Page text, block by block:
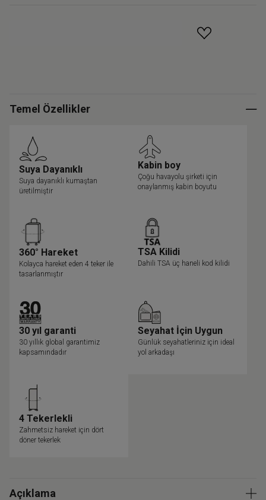
Temel Özellikler
Suya Dayanıklı
Suya dayanıklı kumaştan
üretilmiştir
Kabin boy
Çoğu havayolu şirketi için
onaylanmış kabin boyutu
360° Hareket
Kolayca hareket eden 4 teker ile
tasarlanmıştır
TSA Kilidi
Dahili TSA üç haneli kod kilidi
30 yıl garanti
30 yıllık global garantimiz
kapsamındadır
Seyahat İçin Uygun
Günlük seyahatleriniz için ideal
yol arkadaşı
4 Tekerlekli
Zahmetsiz hareket için dört
döner tekerlek
Açıklama